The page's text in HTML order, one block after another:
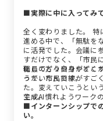
■実際に中に入ってみ
全く変わりました。 特
進める中で、「無駄を
に活発でした。会議に
すだけでなく、「市民
化してどうやりやすく
っていたんです。
職員の方々自身がどこ
うか、市民目線がすご
た。変えていこうとい
です。
生成AI慣れようワーク
■インターンシップで
い。